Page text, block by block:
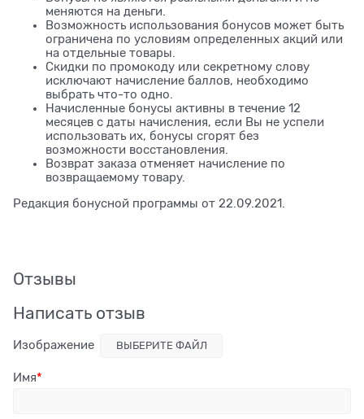
меняются на деньги.
Возможность использования бонусов может быть
ограничена по условиям определенных акций или
на отдельные товары.
Скидки по промокоду или секретному слову
исключают начисление баллов, необходимо
выбрать что-то одно.
Начисленные бонусы активны в течение 12
месяцев с даты начисления, если Вы не успели
использовать их, бонусы сгорят без
возможности восстановления.
Возврат заказа отменяет начисление по
возвращаемому товару.
Редакция бонусной программы от 22.09.2021.
Отзывы
Написать отзыв
Изображение ВЫБЕРИТЕ ФАЙЛ
Имя